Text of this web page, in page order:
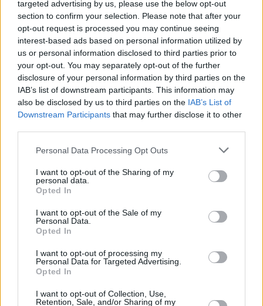
targeted advertising by us, please use the below opt-out
section to confirm your selection. Please note that after your
opt-out request is processed you may continue seeing
interest-based ads based on personal information utilized by
us or personal information disclosed to third parties prior to
your opt-out. You may separately opt-out of the further
disclosure of your personal information by third parties on the
IAB’s list of downstream participants. This information may
also be disclosed by us to third parties on the IAB’s List of
Downstream Participants that may further disclose it to other
Please note that this website/app uses one or more Google
not limited to your visit or usage behaviour. You may click to
grant or deny consent to Google and its third-party tags to
use your data for below specified purposes in below Google
consent section.
Personal Data Processing Opt Outs
I want to opt-out of the Sharing of my
personal data.
Opted In
I want to opt-out of the Sale of my
Personal Data.
Opted In
I want to opt-out of processing my
Personal Data for Targeted Advertising.
Opted In
I want to opt-out of Collection, Use,
Retention, Sale, and/or Sharing of my
L’indagine su tali accuse è stata chiusa per mancanza di
sospetto che fosse stato commesso un crimine, ha detto.
Katalin Kovács, portavoce della procura, ha detto che gli
investigatori hanno ascoltato nove testimoni e hanno
esaminato circa 17.000 pagine di documenti.
A causa della mancanza di prove durante le indagini, non è
stato possibile chiarire se Völner avesse ricevuto informazioni
sull’indagine in corso contro di lui, motivo per cui la procura
“La procura ha preso provvedimenti in tutti i casi sospetti, ha
condotta una procedura penale Tutte le accuse riguardanti la
registrazione vocale sono state dimostrate inequivocabilmente
false, ha detto” Kovács La decisione non è vincolante, ha
Leggi anche:
BREAKING: registrazione, processo per corruzione
manipolato dal gabinetto del Primo Ministro Orbán?
audio Leggi di più